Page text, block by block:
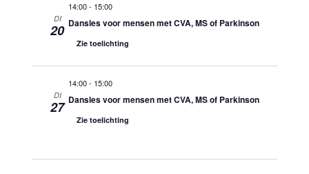
DI
20
14:00- 15:00
Dansles voor mensen met CVA, MS of Parkinson
Zie toelichting
DI
27
14:00- 15:00
Dansles voor mensen met CVA, MS of Parkinson
Zie toelichting